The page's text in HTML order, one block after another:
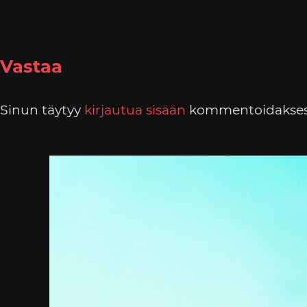
Vastaa
Sinun täytyy kirjautua sisään